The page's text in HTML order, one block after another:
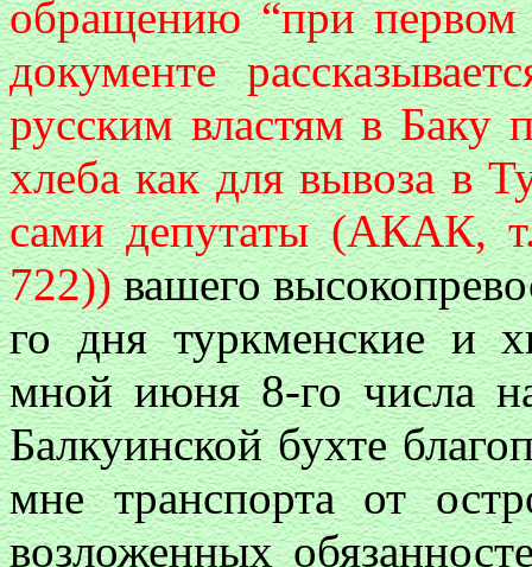
обращению “при первом
документе
русским властям в Баку
хлеба как для вывоза в
сами депутаты (АКАК,
722))вашего
го дня туркменские и
мной июня 8-го числа
Балкуинской бухте
мне транспорта от
возложенных